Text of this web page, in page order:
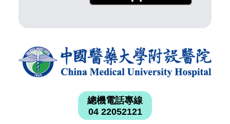
總機電話專線
04 22052121